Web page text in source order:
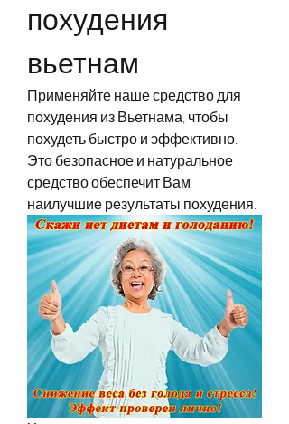
похудения
вьетнам
Применяйте наше средство для
похудения из Вьетнама, чтобы
похудеть быстро и эффективно.
Это безопасное и натуральное
средство обеспечит Вам
наилучшие результаты похудения.